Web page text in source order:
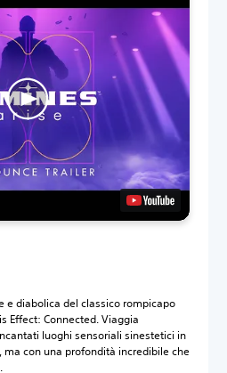
e diabolica del classico rompicapo
Effect: Connected. Viaggia
luoghi sensoriali sinestetici in
con una profondità incredibile che